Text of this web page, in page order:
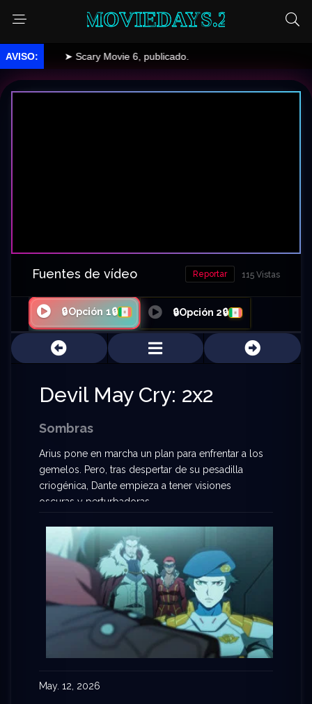
MOVIEDAYS.2
➤ Scary Movie 6, publicado.
Fuentes de vídeo 115 Vistas
Reportar
🔒Opción 1🔒 🔒Opción 2🔒
Devil May Cry: 2x2
Sombras
Arius pone en marcha un plan para enfrentar a los
gemelos. Pero, tras despertar de su pesadilla
criogénica, Dante empieza a tener visiones
oscuras y perturbadoras.
May. 12, 2026